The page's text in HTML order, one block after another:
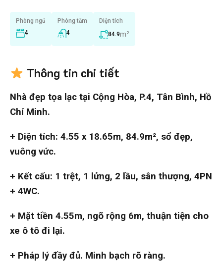
Phòng ngủ
4
Phòng tắm
4
Diện tích
84.9m²
Thông tin chi tiết
Nhà đẹp tọa lạc tại Cộng Hòa, P.4, Tân Bình, Hồ
Chí Minh.
+ Diện tích: 4.55 x 18.65m, 84.9m², sổ đẹp,
vuông vức.
+ Kết cấu: 1 trệt, 1 lửng, 2 lầu, sân thượng, 4PN
+ 4WC.
+ Mặt tiền 4.55m, ngõ rộng 6m, thuận tiện cho
xe ô tô đi lại.
+ Pháp lý đầy đủ. Minh bạch rõ ràng.